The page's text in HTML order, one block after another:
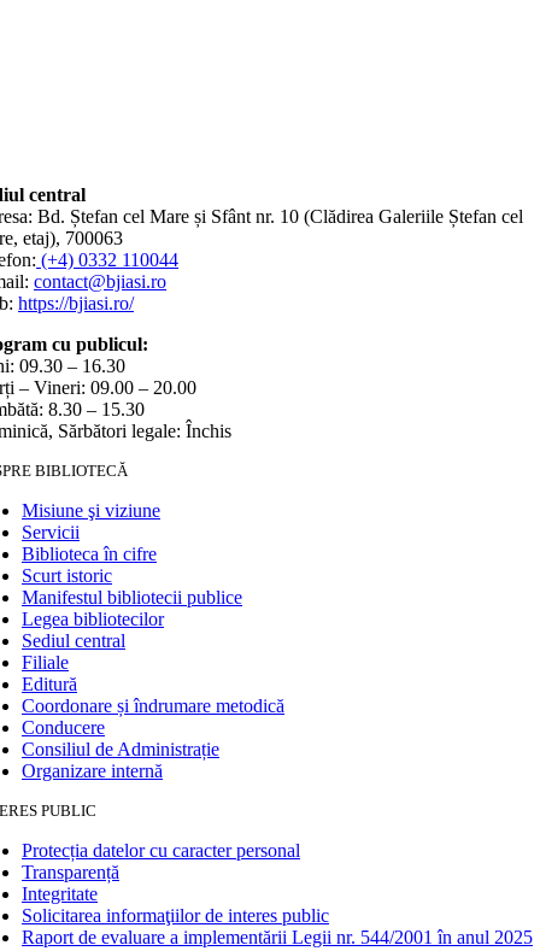
central
Bd. Ștefan cel Mare și Sfânt nr. 10 (Clădirea Galeriile Ștefan cel
etaj), 700063
(+4) 0332 110044
contact@bjiasi.ro
https://bjiasi.ro/
cu publicul:
09.30 – 16.30
– Vineri: 09.00 – 20.00
8.30 – 15.30
Sărbători legale: Închis
BIBLIOTECĂ
Misiune şi viziune
Servicii
Biblioteca în cifre
Scurt istoric
Manifestul bibliotecii publice
Legea bibliotecilor
Sediul central
Filiale
Editură
Coordonare și îndrumare metodică
Conducere
Consiliul de Administrație
Organizare internă
PUBLIC
Protecția datelor cu caracter personal
Transparență
Integritate
Solicitarea informaţiilor de interes public
Raport de evaluare a implementării Legii nr. 544/2001 în anul 2025